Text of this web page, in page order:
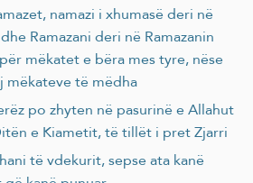
namazi i xhumasë deri në
Ramazani deri në Ramazanin
mëkatet e bëra mes tyre, nëse
të mëdha
po zhyten në pasurinë e Allahut
e Kiametit, të tillët i pret Zjarri
të vdekurit, sepse ata kanë